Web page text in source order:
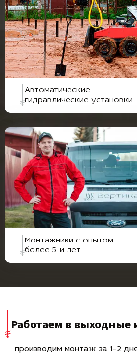
Автоматические
гидравлические установки
Монтажники с опытом
более 5-и лет
Работаем в выходные
производим монтаж за 1–2